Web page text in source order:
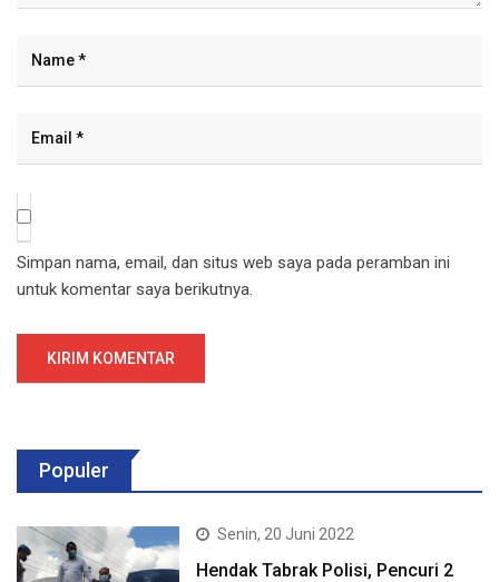
Simpan nama, email, dan situs web saya pada peramban ini
untuk komentar saya berikutnya.
Populer
Senin, 20 Juni 2022
Hendak Tabrak Polisi, Pencuri 2